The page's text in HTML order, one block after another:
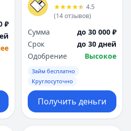
₽
4.5
(14отзывов)
Сумма
до 30 000 ₽
Срок
до 30 дней
Одобрение
Высокое
Займ бесплатно
Круглосуточно
Получить деньги